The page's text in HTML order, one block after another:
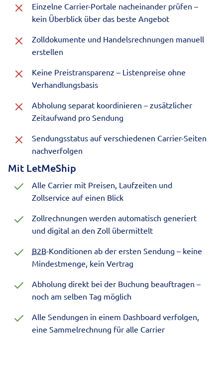
Einzelne Carrier-Portale nacheinander prüfen –
kein Überblick über das beste Angebot
Zolldokumente und Handelsrechnungen manuell
erstellen
Keine Preistransparenz – Listenpreise ohne
Verhandlungsbasis
Abholung separat koordinieren – zusätzlicher
Zeitaufwand pro Sendung
Sendungsstatus auf verschiedenen Carrier-Seiten
nachverfolgen
Mit LetMeShip
Alle Carrier mit Preisen, Laufzeiten und
Zollservice auf einen Blick
Zollrechnungen werden automatisch generiert
und digital an den Zoll übermittelt
B2B-Konditionen ab der ersten Sendung – keine
Mindestmenge, kein Vertrag
Abholung direkt bei der Buchung beauftragen –
noch am selben Tag möglich
Alle Sendungen in einem Dashboard verfolgen,
eine Sammelrechnung für alle Carrier